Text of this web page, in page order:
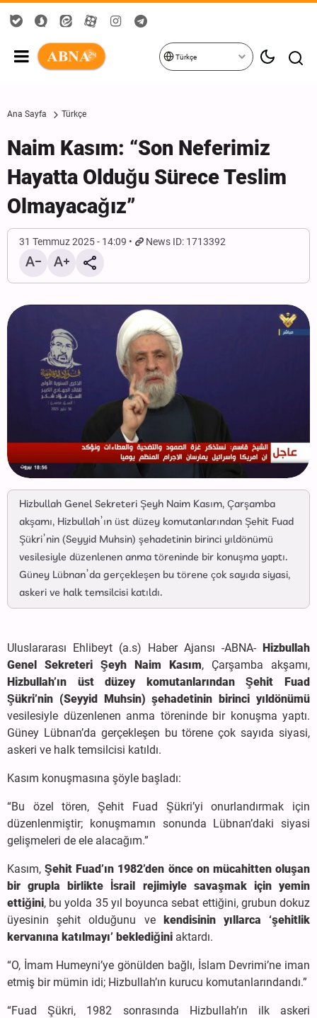
Türkçe
Ana Sayfa Türkçe
Naim Kasım: “Son Neferimiz
Hayatta Olduğu Sürece Teslim
Olmayacağız”
31 Temmuz 2025 - 14:09 News ID: 1713392
Hizbullah Genel Sekreteri Şeyh Naim Kasım, Çarşamba
akşamı, Hizbullah’ın üst düzey komutanlarından Şehit Fuad
Şükri’nin (Seyyid Muhsin) şehadetinin birinci yıldönümü
vesilesiyle düzenlenen anma töreninde bir konuşma yaptı.
Güney Lübnan’da gerçekleşen bu törene çok sayıda siyasi,
askeri ve halk temsilcisi katıldı.
Uluslararası Ehlibeyt (a.s) Haber Ajansı -ABNA-
Hizbullah
Genel Sekreteri Şeyh Naim Kasım, Çarşamba akşamı,
Hizbullah’ın üst düzey komutanlarından Şehit Fuad
Şükri’nin (Seyyid Muhsin) şehadetinin birinci yıldönümü
vesilesiyle düzenlenen anma töreninde bir konuşma yaptı.
Güney Lübnan’da gerçekleşen bu törene çok sayıda siyasi,
askeri ve halk temsilcisi katıldı.
Kasım konuşmasına şöyle başladı:
“Bu özel tören, Şehit Fuad Şükri’yi onurlandırmak için
düzenlenmiştir; konuşmamın sonunda Lübnan’daki siyasi
gelişmeleri de ele alacağım.”
Kasım,Şehit Fuad’ın 1982’den önce on mücahitten oluşan
bir grupla birlikte İsrail rejimiyle savaşmak için yemin
ettiğini, bu yolda 35 yıl boyunca sebat ettiğini, grubun dokuz
üyesinin şehit olduğunu ve
kendisinin yıllarca ‘şehitlik
kervanına katılmayı’ beklediğini aktardı.
“O, İmam Humeyni’ye gönülden bağlı, İslam Devrimi’ne iman
etmiş bir mümin idi; Hizbullah’ın kurucu komutanlarındandı.”
“Fuad Şükri, 1982 sonrasında Hizbullah’ın ilk askeri